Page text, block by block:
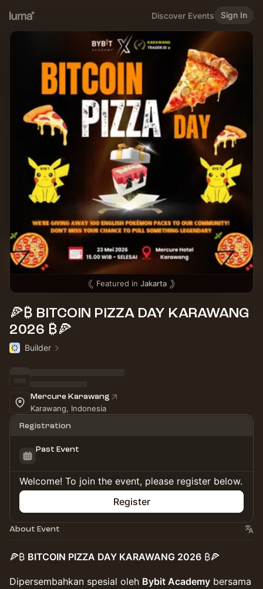
Discover Events Sign In
Featured in Jakarta
🍕₿ BITCOIN PIZZA DAY KARAWANG
2026 ₿🍕
Builder
Mercure Karawang
Karawang, Indonesia
Registration
Past Event
Welcome! To join the event, please register below.
Register
About Event
🍕₿ BITCOIN PIZZA DAY KARAWANG 2026 ₿🍕
Dipersembahkan spesial oleh Bybit Academy bersama